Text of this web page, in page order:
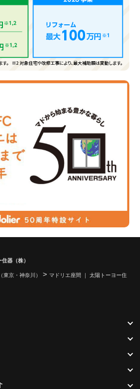
器（株）
東京・神奈川） > マドリエ座間 ｜ 太陽トーヨー住